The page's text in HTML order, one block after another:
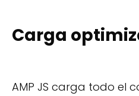
Carga
AMP JS carga todo el